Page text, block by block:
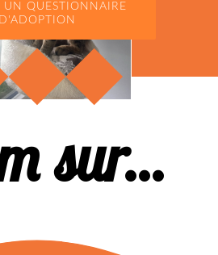
UN QUESTIONNAIRE
D'ADOPTION
sur...